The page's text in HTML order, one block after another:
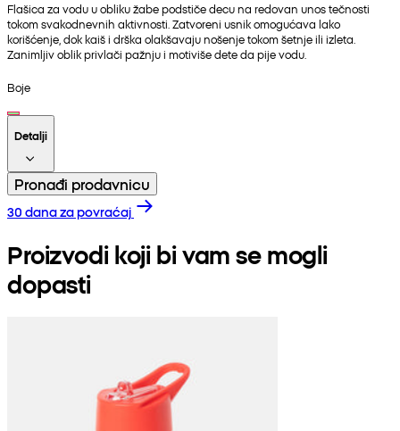
Flašica za vodu u obliku žabe podstiče decu na redovan unos tečnosti
tokom svakodnevnih aktivnosti. Zatvoreni usnik omogućava lako
korišćenje, dok kaiš i drška olakšavaju nošenje tokom šetnje ili izleta.
Zanimljiv oblik privlači pažnju i motiviše dete da pije vodu.
Boje
Detalji
Pronađi prodavnicu
30 dana za povraćaj
Proizvodi koji bi vam se mogli
dopasti